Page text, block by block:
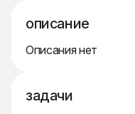
описание
Описания нет
задачи